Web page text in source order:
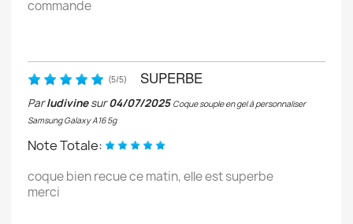
commande
(5/5) SUPERBE
Parludivinesur04/07/2025 Coque souple en gel à personnaliser
Samsung Galaxy A16 5g
Note Totale:
coque bien recue ce matin, elle est superbe
merci